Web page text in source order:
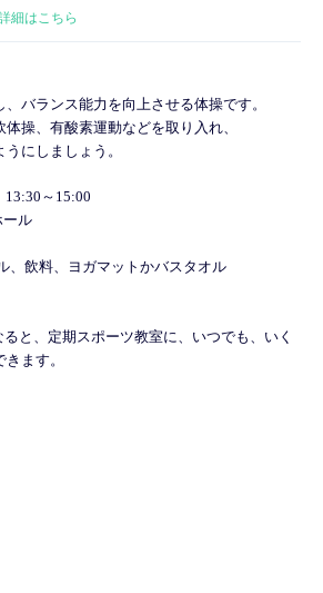
細はこちら
バランス能力を向上させる体操です。
操、有酸素運動などを取り入れ、
にしましょう。
～15:00
ル
、飲料、ヨガマットかバスタオル
と、定期スポーツ教室に、いつでも、いく
ます。